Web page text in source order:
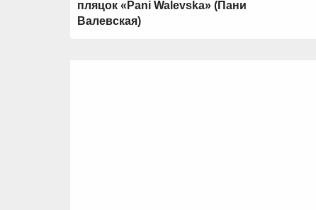
пляцок «Pani Walevska» (Пани
Валевская)